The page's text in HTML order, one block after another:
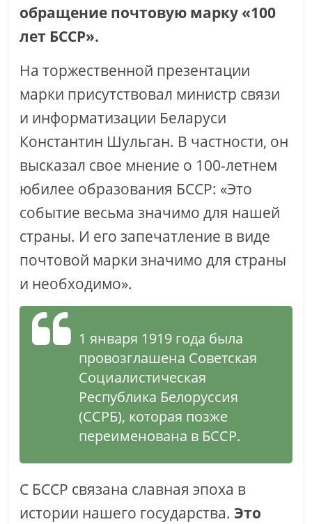
обращение почтовую марку «100
лет БССР».
На торжественной презентации
марки присутствовал министр связи
и информатизации Беларуси
Константин Шульган. В частности, он
высказал свое мнение о 100-летнем
юбилее образования БССР: «Это
событие весьма значимо для нашей
страны. И его запечатление в виде
почтовой марки значимо для страны
и необходимо».
1 января 1919 года была
провозглашена Советская
Социалистическая
Республика Белоруссия
(ССРБ), которая позже
переименована в БССР.
С БССР связана славная эпоха в
истории нашего государства. Это